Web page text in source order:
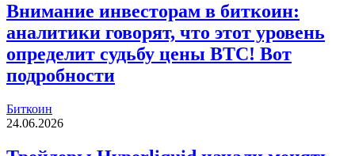
Внимание инвесторам в биткоин:
аналитики говорят, что этот уровень
определит судьбу цены BTC! Вот
подробности
Биткоин
24.06.2026